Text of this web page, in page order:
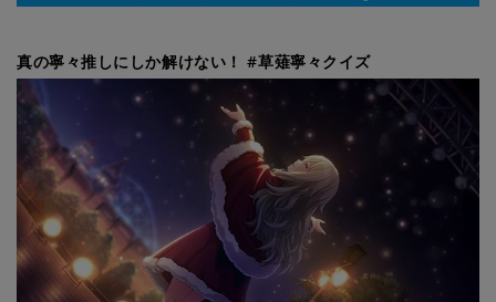
真の寧々推しにしか解けない！ #草薙寧々クイズ